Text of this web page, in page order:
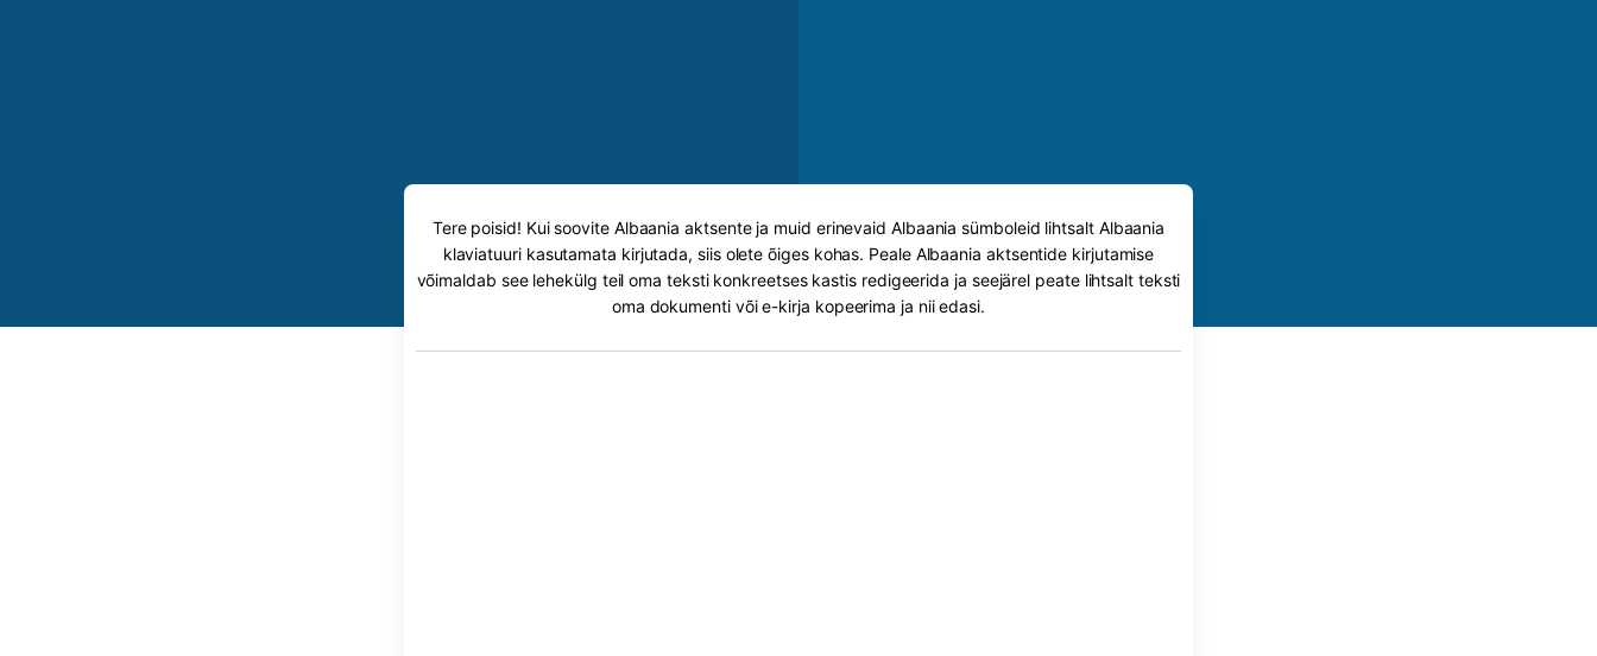
Tere poisid! Kui soovite Albaania aktsente ja muid erinevaid Albaania sümboleid lihtsalt Albaania
klaviatuuri kasutamata kirjutada, siis olete õiges kohas. Peale Albaania aktsentide kirjutamise
võimaldab see lehekülg teil oma teksti konkreetses kastis redigeerida ja seejärel peate lihtsalt teksti
oma dokumenti või e-kirja kopeerima ja nii edasi.